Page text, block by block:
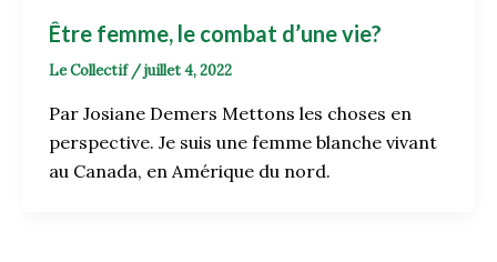
Être femme, le combat d’une vie?
Le Collectif /juillet 4, 2022
Par Josiane Demers Mettons les choses en
perspective. Je suis une femme blanche vivant
au Canada, en Amérique du nord.